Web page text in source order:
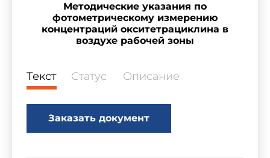
Методические указания по
фотометрическому измерению
концентраций окситетрациклина в
воздухе рабочей зоны
Текст Статус Описание
Заказать документ